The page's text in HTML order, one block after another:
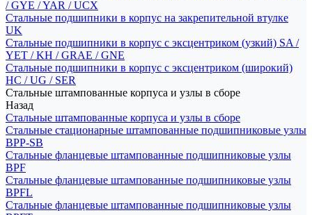
/ GYE / YAR / UCX
Стальные подшипники в корпус на закрепительной втулке
UK
Стальные подшипники в корпус с эксцентриком (узкий) SA /
YET / KH / GRAE / GNE
Стальные подшипники в корпус с эксцентриком (широкий)
HC / UG / SER
Стальные штампованные корпуса и узлы в сборе
Назад
Стальные штампованные корпуса и узлы в сборе
Стальные стационарные штампованные подшипниковые узлы
BPP-SB
Стальные фланцевые штампованные подшипниковые узлы
BPF
Стальные фланцевые штампованные подшипниковые узлы
BPFL
Стальные фланцевые штампованные подшипниковые узлы